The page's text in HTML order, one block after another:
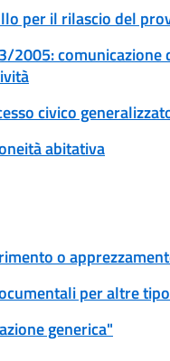
per il rilascio del
2005:
civico
abitativa
o
per altre
generica"